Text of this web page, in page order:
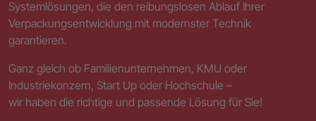
Systemlösungen, die den reibungslosen Ablauf Ihrer
Verpackungsentwicklung mit modernster Technik
garantieren.
Ganz gleich ob Familienunternehmen, KMU oder
Industriekonzern, Start Up oder Hochschule –
wir haben die richtige und passende Lösung für Sie!